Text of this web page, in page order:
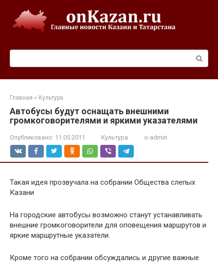
контенту
Главная » Культура
Автобусы будут оснащать внешними
громкоговорителями и яркими указателями
Опубликовано: 11.05.2011 Культура o-admin
Такая идея прозвучала на собрании Общества слепых
Казани
На городские автобусы возможно станут устанавливать
внешние громкоговорители для оповещения маршрутов и
яркие маршрутные указатели.
Кроме того на собрании обсуждались и другие важные